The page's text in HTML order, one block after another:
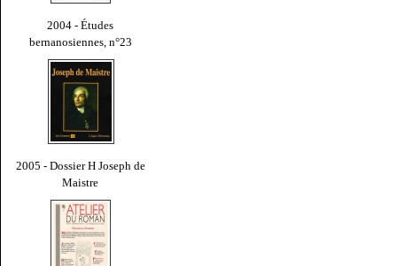
2004 - Études
bernanosiennes, n°23
2005 - Dossier H Joseph de
Maistre